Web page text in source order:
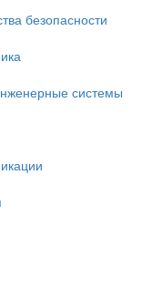
безопасности
системы